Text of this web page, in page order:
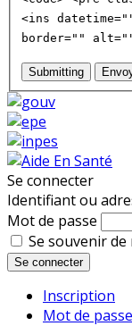
<ins
border=""
Submitting
Se connecter
Identifiant ou
Mot de passe
Se souvenir de
Se connecter
Inscription
Mot de